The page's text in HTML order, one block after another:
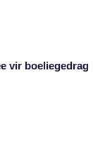
vir boeliegedrag